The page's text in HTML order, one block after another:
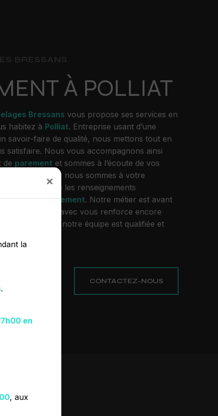
×
la
.
en
, aux
BRESSANS
À POLLIAT
Bressans vous propose ses services en
habitez à Polliat. Entreprise usant d’une
savoir-faire de qualité, nous mettons tout en
satisfaire. Nous vous accompagnons ainsi
de parement et sommes à l’écoute de vos
, nous sommes à votre
transmettre les renseignements
projet deparement. Notre métier est avant
et le partager avec vous renforce encore
réussir. Toute notre équipe est qualifiée et
CONTACTEZ-NOUS